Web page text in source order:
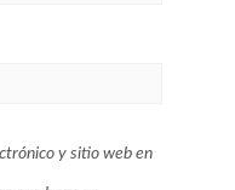
y sitio web en